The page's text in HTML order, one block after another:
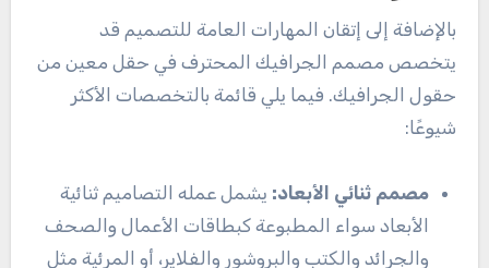
بالإضافة إلى إتقان المهارات العامة للتصميم قد
يتخصص مصمم الجرافيك المحترف في حقل معين من
حقول الجرافيك. فيما يلي قائمة بالتخصصات الأكثر
شيوعًا:
مصمم ثنائي الأبعاد: يشمل عمله التصاميم ثنائية
الأبعاد سواء المطبوعة كبطاقات الأعمال والصحف
والجرائد والكتب والبروشور والفلاير، أو المرئية مثل